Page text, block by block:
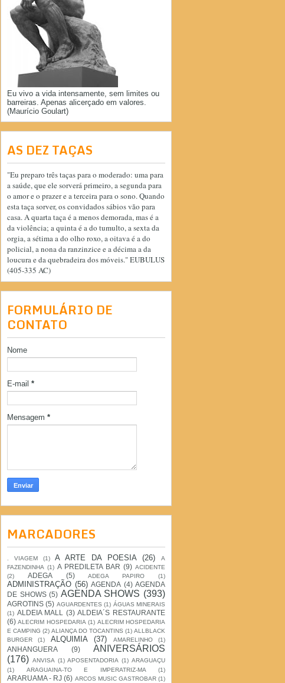
Eu vivo a vida intensamente, sem limites ou
barreiras. Apenas alicerçado em valores.
(Maurício Goulart)
AS DEZ TAÇAS
"Eu preparo três taças para o moderado: uma para
a saúde, que ele sorverá primeiro, a segunda para
o amor e o prazer e a terceira para o sono. Quando
esta taça sorver, os convidados sábios vão para
casa. A quarta taça é a menos demorada, mas é a
da violência; a quinta é a do tumulto, a sexta da
orgia, a sétima a do olho roxo, a oitava é a do
policial, a nona da ranzinzice e a décima a da
loucura e da quebradeira dos móveis." EUBULUS
(405-335 AC)
FORMULÁRIO DE
CONTATO
Nome
E-mail *
Mensagem *
MARCADORES
. VIAGEM (1) A ARTE DA POESIA (26)
A
FAZENDINHA (1) A PREDILETA BAR (9) ACIDENTE
(2)
ADEGA (5) ADEGA PAPIRO (1)
ADMINISTRAÇÃO (56) AGENDA (4) AGENDA
DE SHOWS (5) AGENDA SHOWS (393)
AGROTINS (5) AGUARDENTES (1) ÁGUAS MINERAIS
(1) ALDEIA MALL (3) ALDEIA´S RESTAURANTE
(6) ALECRIM HOSPEDARIA (1) ALECRIM HOSPEDARIA
E CAMPING (2) ALIANÇA DO TOCANTINS (1) ALLBLACK
BURGER
(1) ALQUIMIA (37) AMARELINHO (1)
ANHANGUERA (9)
ANIVERSÁRIOS
(176) ANVISA (1) APOSENTADORIA (1) ARAGUAÇU
(1)
ARAGUAINA-TO E IMPERATRIZ-MA (1)
ARARUAMA - RJ (6) ARCOS MUSIC GASTROBAR (1)